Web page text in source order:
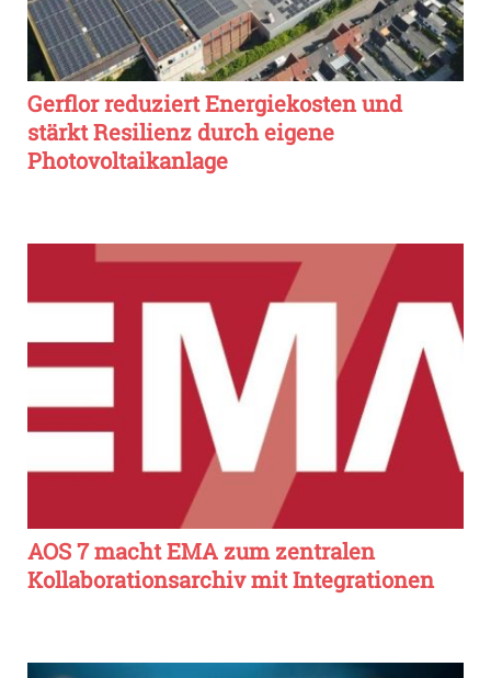
Gerflor reduziert Energiekosten und
stärkt Resilienz durch eigene
Photovoltaikanlage
AOS 7 macht EMA zum zentralen
Kollaborationsarchiv mit Integrationen